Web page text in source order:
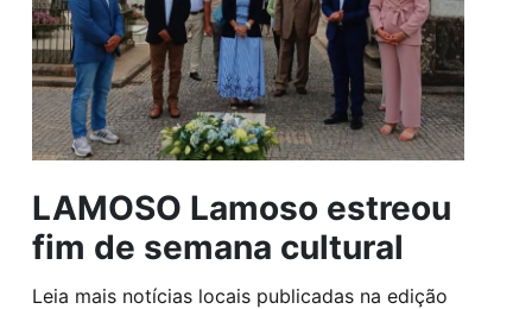
LAMOSO Lamoso estreou
fim de semana cultural
Leia mais notícias locais publicadas na edição